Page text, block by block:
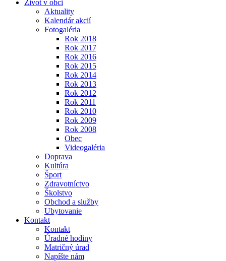
Život v obci
Aktuality
Kalendár akcií
Fotogaléria
Rok 2018
Rok 2017
Rok 2016
Rok 2015
Rok 2014
Rok 2013
Rok 2012
Rok 2011
Rok 2010
Rok 2009
Rok 2008
Obec
Videogaléria
Doprava
Kultúra
Šport
Zdravotníctvo
Školstvo
Obchod a služby
Ubytovanie
Kontakt
Kontakt
Úradné hodiny
Matričný úrad
Napíšte nám